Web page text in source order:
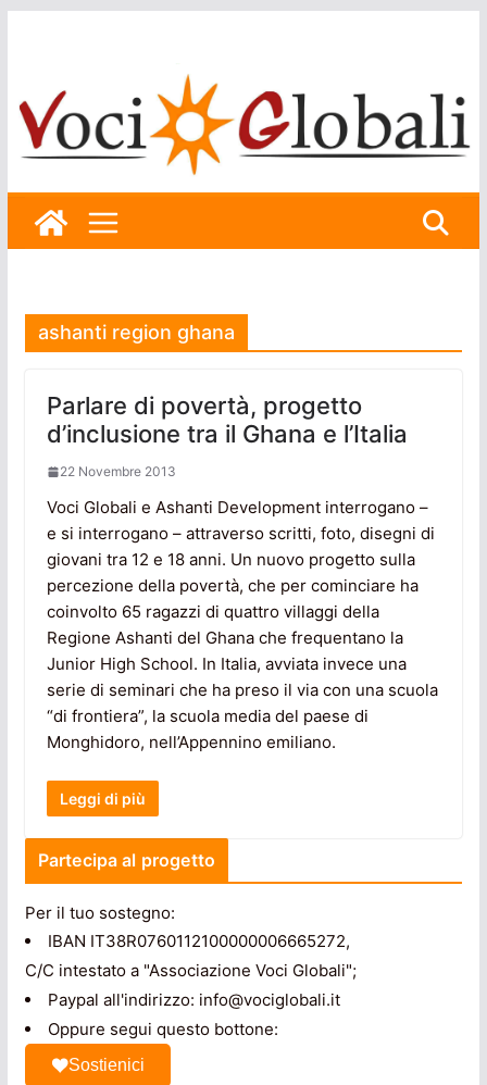
ashanti region ghana
Parlare di povertà, progetto
d’inclusione tra il Ghana e l’Italia
22 Novembre 2013
Voci Globali e Ashanti Development interrogano –
e si interrogano – attraverso scritti, foto, disegni di
giovani tra 12 e 18 anni. Un nuovo progetto sulla
percezione della povertà, che per cominciare ha
coinvolto 65 ragazzi di quattro villaggi della
Regione Ashanti del Ghana che frequentano la
Junior High School. In Italia, avviata invece una
serie di seminari che ha preso il via con una scuola
“di frontiera”, la scuola media del paese di
Monghidoro, nell’Appennino emiliano.
Leggi di più
Partecipa al progetto
Per il tuo sostegno:
IBAN IT38R0760112100000006665272,
C/C intestato a "Associazione Voci Globali";
Paypal all'indirizzo: info@vociglobali.it
Oppure segui questo bottone:
Sostienici